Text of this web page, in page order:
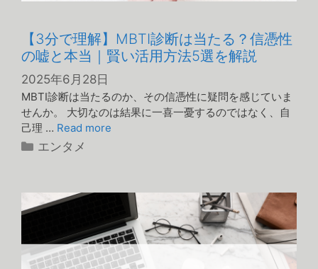
【3分で理解】MBTI診断は当たる？信憑性
の嘘と本当｜賢い活用方法5選を解説
2025年6月28日
MBTI診断は当たるのか、その信憑性に疑問を感じていま
せんか。 大切なのは結果に一喜一憂するのではなく、自
己理 … Read more
カ
リ
ー
エンタメ